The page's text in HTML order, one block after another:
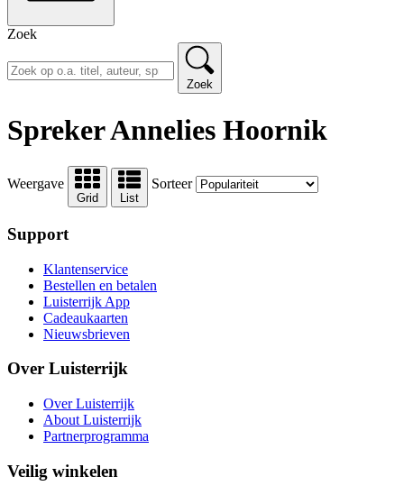
Zoek
Zoek
Spreker Annelies Hoornik
Weergave
Grid List
Sorteer
Support
Klantenservice
Bestellen en betalen
Luisterrijk App
Cadeaukaarten
Nieuwsbrieven
Over Luisterrijk
Over Luisterrijk
About Luisterrijk
Partnerprogramma
Veilig winkelen